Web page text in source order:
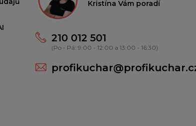
Kristína Vám poradí
210 012 501
(Po - Pá: 9:00 - 12:00 a 13:00 - 16:30)